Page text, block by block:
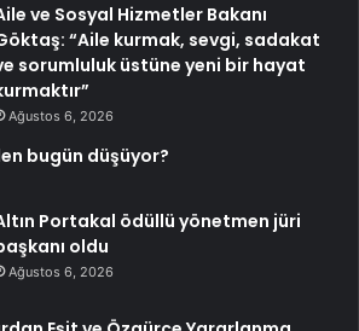
ve Sosyal Hizmetler Bakanı
“Aile kurmak, sevgi, sadakat
sorumluluk üstüne yeni bir hayat
Ağustos 6, 2026
bugün düşüyor?
Portakal ödüllü yönetmen jüri
oldu
Ağustos 6, 2026